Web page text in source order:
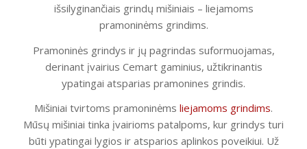
išsilyginančiais grindų mišiniais – liejamoms
pramoninėms grindims.
Pramoninės grindys ir jų pagrindas suformuojamas,
derinant įvairius Cemart gaminius, užtikrinantis
ypatingai atsparias pramonines grindis.
Mišiniai tvirtoms pramoninėms liejamoms grindims.
Mūsų mišiniai tinka įvairioms patalpoms, kur grindys turi
būti ypatingai lygios ir atsparios aplinkos poveikiui. Už